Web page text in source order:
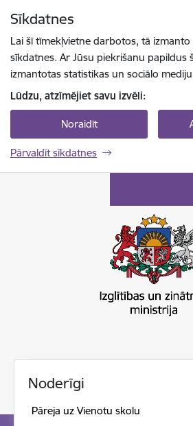
Sīkdatnes
Lai šī tīmekļvietne darbotos, tā
sīkdatnes. Ar Jūsu piekrišanu papildus
izmantotas statistikas un sociālo
Lūdzu, atzīmējiet savu izvēli:
Noraidīt
Pārvaldīt sīkdatnes
Noderīgi
Pāreja uz Vienotu skolu